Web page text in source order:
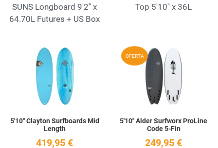
SUNS Longboard 9'2'' x
64.70L Futures + US Box
Top 5'10'' x 36L
Add to Wishlist
5'10'' Clayton Surfboards Mid
Length
419,95 €
OFERTA
5'10'' Alder Surfworx ProLine
Code 5-Fin
249,95 €